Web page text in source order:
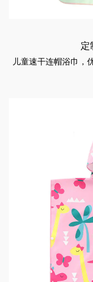
定
儿童速干连帽浴巾，